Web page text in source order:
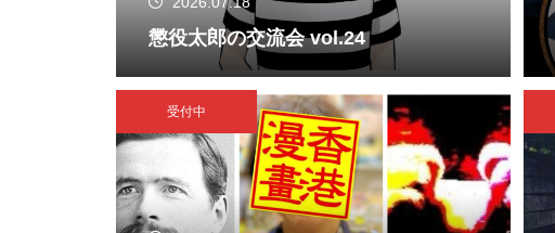
懲役太郎の交流会 vol.24
受付中